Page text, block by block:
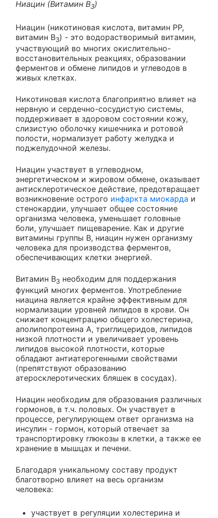
Ниацин (Витамин В3)
Ниацин (никотиновая кислота, витамин РР,
витамин В3) - это водорастворимый витамин,
участвующий во многих окислительно-
восстановительных реакциях, образовании
ферментов и обмене липидов и углеводов в
живых клетках.
Никотиновая кислота благоприятно влияет на
нервную и сердечно-сосудистую системы,
поддерживает в здоровом состоянии кожу,
слизистую оболочку кишечника и ротовой
полости, нормализует работу желудка и
поджелудочной железы.
Ниацин участвует в углеводном,
энергетическом и жировом обмене, оказывает
антисклеротическое действие, предотвращает
возникновение острого инфаркта миокарда и
стенокардии, улучшает общее состояние
организма человека, уменьшает головные
боли, улучшает пищеварение. Как и другие
витамины группы В, ниацин нужен организму
человека для производства ферментов,
обеспечивающих клетки энергией.
Витамин В3 необходим для поддержания
функций многих ферментов. Употребление
ниацина является крайне эффективным для
нормализации уровней липидов в крови. Он
снижает концентрацию общего холестерина,
аполипопротеина А, триглицеридов, липидов
низкой плотности и увеличивает уровень
липидов высокой плотности, которые
обладают антиатерогенными свойствами
(препятствуют образованию
атеросклеротических бляшек в сосудах).
Ниацин необходим для образования различных
гормонов, в т.ч. половых. Он участвует в
процессе, регулирующем ответ организма на
инсулин - гормон, который отвечает за
транспортировку глюкозы в клетки, а также ее
хранение в мышцах и печени.
Благодаря уникальному составу продукт
благотворно влияет на весь организм
человека:
участвует в регуляции холестерина и